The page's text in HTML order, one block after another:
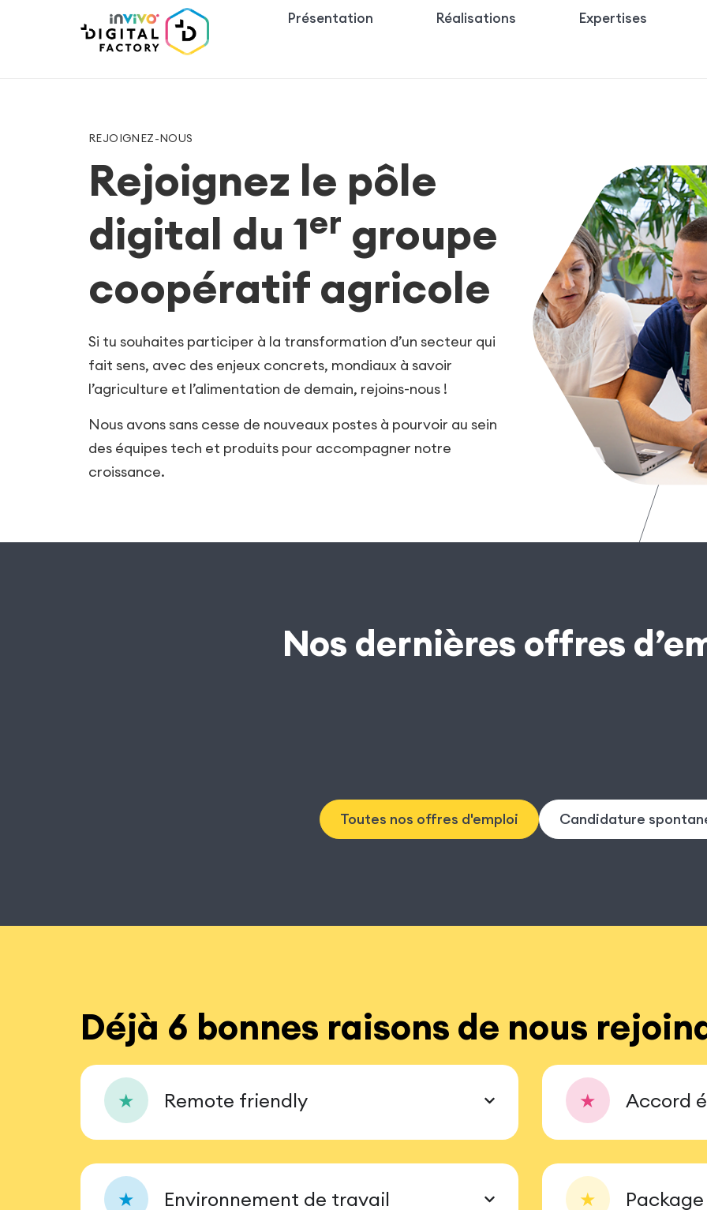
Présentation Réalisations Expertises
REJOIGNEZ-NOUS
Rejoignez le pôle
digital du 1er groupe
coopératif agricole
Si tu souhaites participer à la transformation d’un secteur qui
fait sens, avec des enjeux concrets, mondiaux à savoir
l’agriculture et l’alimentation de demain, rejoins-nous !
Nous avons sans cesse de nouveaux postes à pourvoir au sein
des équipes tech et produits pour accompagner notre
croissance.
Nos dernières offres
Toutes nos offres d'emploi Candidature
Déjà 6 bonnes raisons de nous
★ Remote friendly
★ Environnement de travail
★ Accord
★